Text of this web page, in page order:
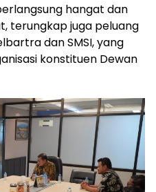
hangat dan
terungkap juga peluang
dan SMSI, yang
konstituen Dewan